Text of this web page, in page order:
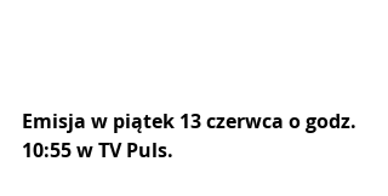
Emisja w piątek 13 czerwca o godz.
10:55 w TV Puls.